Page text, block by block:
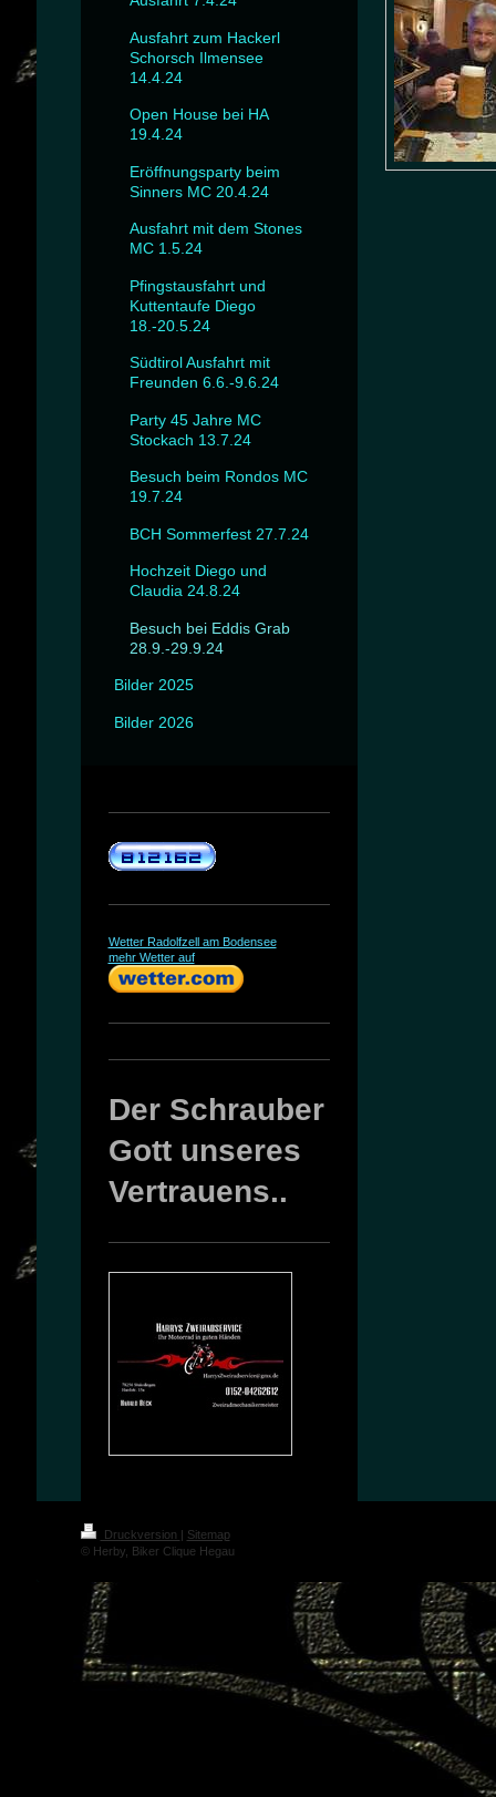
Ausfahrt zum Hackerl
Schorsch Ilmensee
14.4.24
Open House bei HA
19.4.24
Eröffnungsparty beim
Sinners MC 20.4.24
Ausfahrt mit dem Stones
MC 1.5.24
Pfingstausfahrt und
Kuttentaufe Diego
18.-20.5.24
Südtirol Ausfahrt mit
Freunden 6.6.-9.6.24
Party 45 Jahre MC
Stockach 13.7.24
Besuch beim Rondos MC
19.7.24
BCH Sommerfest 27.7.24
Hochzeit Diego und
Claudia 24.8.24
Besuch bei Eddis Grab
28.9.-29.9.24
Bilder 2025
Bilder 2026
Wetter Radolfzell am Bodensee
mehr Wetter auf
Der Schrauber
Gott unseres
Vertrauens..
Druckversion | Sitemap
© Herby, Biker Clique Hegau